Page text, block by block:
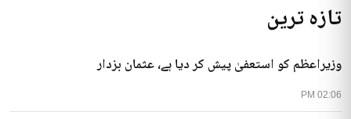
تازہ ترین
02:06 PM
وزیراعظم کو استعفیٰ پیش کر دیا ہے، عثمان بزدار